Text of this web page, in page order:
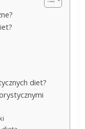
diet?